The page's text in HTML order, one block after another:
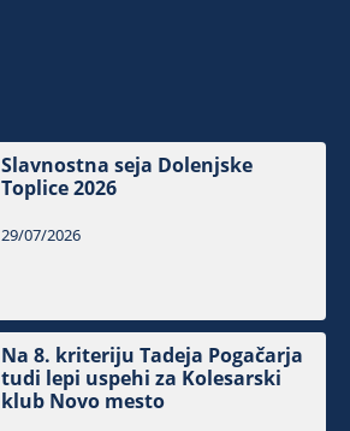
Slavnostna seja Dolenjske
Toplice 2026
29/07/2026
Na 8. kriteriju Tadeja Pogačarja
tudi lepi uspehi za Kolesarski
klub Novo mesto